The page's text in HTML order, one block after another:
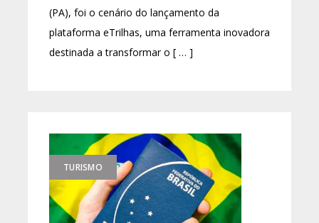
(PA), foi o cenário do lançamento da
plataforma eTrilhas, uma ferramenta inovadora
destinada a transformar o [ … ]
TURISMO